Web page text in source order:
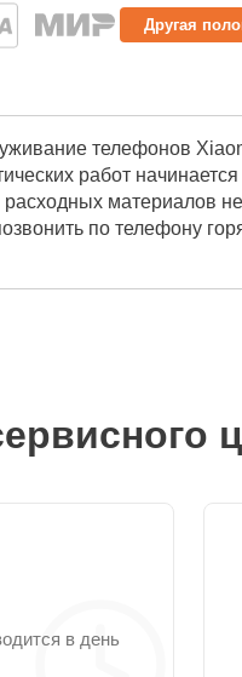
Другая
телефонов
работ
материалов
по телефону
в день